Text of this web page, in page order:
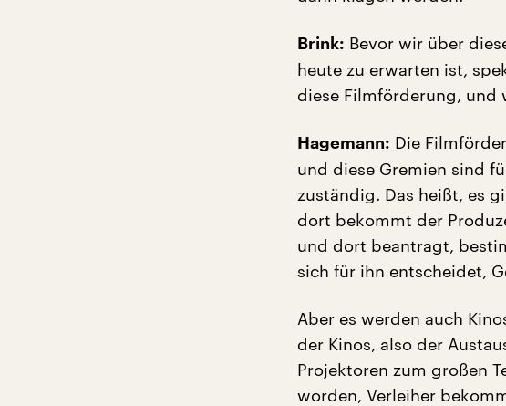
Brink: Bevor wir über
heute zu erwarten ist,
diese Filmförderung, und
Hagemann: Die
und diese Gremien sind
zuständig. Das heißt, es
dort bekommt der
und dort beantragt,
sich für ihn entscheidet,
Aber es werden auch
der Kinos, also der
Projektoren zum großen
worden, Verleiher